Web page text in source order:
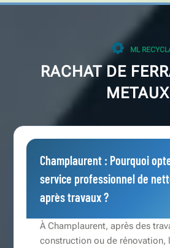
ML
RACHAT DE
METAUX
Champlaurent : Pourquoi
service professionnel de
après travaux ?
À Champlaurent, après des
construction ou de rénovation,